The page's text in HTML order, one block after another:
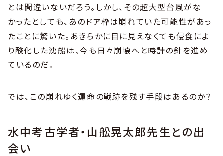
とは間違いないだろう。しかし、その超大型台風がな
かったとしても、あのドア枠は崩れていた可能性があっ
たことに驚いた。あきらかに目に見えなくても侵食によ
り酸化した沈船は、今も日々崩壊へと時計の針を進め
ているのだ。
では、この崩れゆく運命の戦跡を残す手段はあるのか？
水中考古学者・山舩晃太郎先生との出
会い